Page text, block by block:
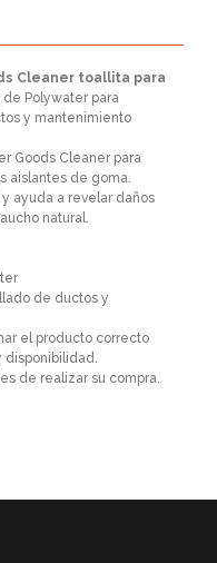
Cleaner toallita para
de Polywater para
y mantenimiento
Goods Cleaner para
aislantes de goma.
ayuda a revelar daños
natural.
de ductos y
el producto correcto
de realizar su compra.